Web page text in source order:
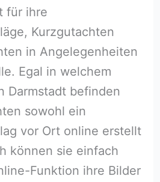
für ihre
Kurzgutachten
in Angelegenheiten
Egal in welchem
Darmstadt befinden
sowohl ein
vor Ort online erstellt
können sie einfach
Funktion ihre Bilder